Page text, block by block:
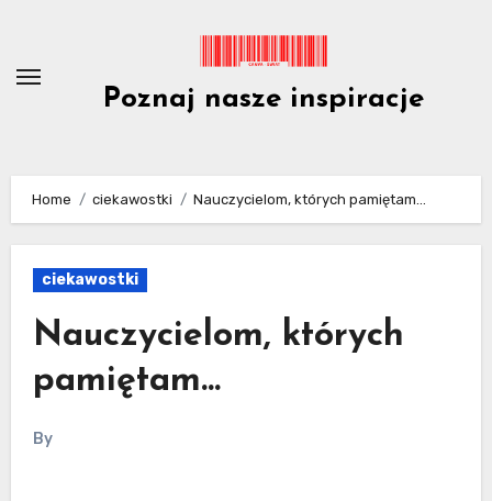
content
Poznaj nasze inspiracje
Home ciekawostki Nauczycielom, których pamiętam…
ciekawostki
Nauczycielom, których
pamiętam…
By